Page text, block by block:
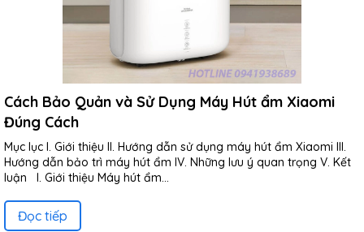
Cách Bảo Quản và Sử Dụng Máy Hút ẩm Xiaomi
Đúng Cách
Mục lục I. Giới thiệu II. Hướng dẫn sử dụng máy hút ẩm Xiaomi III.
Hướng dẫn bảo trì máy hút ẩm IV. Những lưu ý quan trọng V. Kết
luận I. Giới thiệu Máy hút ẩm...
Đọc tiếp